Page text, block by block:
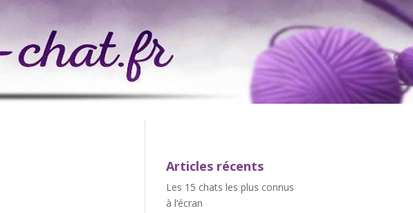
Articles récents
Les 15 chats les plus connus
à l’écran